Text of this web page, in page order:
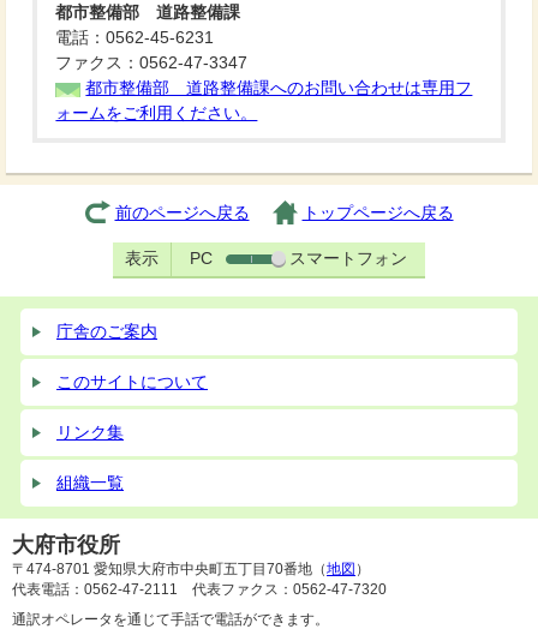
都市整備部 道路整備課
電話：0562-45-6231
ファクス：0562-47-3347
都市整備部 道路整備課へのお問い合わせは専用フ
ォームをご利用ください。
前のページへ戻る トップページへ戻る
表示 PC スマートフォン
庁舎のご案内
このサイトについて
リンク集
組織一覧
大府市役所
〒474-8701 愛知県大府市中央町五丁目70番地（地図 ）
代表電話：0562-47-2111 代表ファクス：0562-47-7320
通訳オペレータを通じて手話で電話ができます。